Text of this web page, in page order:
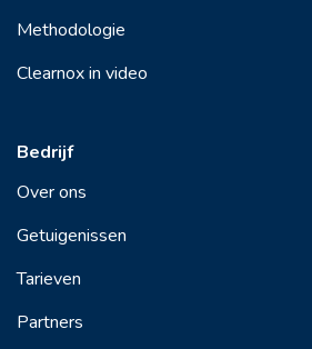
Methodologie
Clearnox in video
Bedrijf
Over ons
Getuigenissen
Tarieven
Partners